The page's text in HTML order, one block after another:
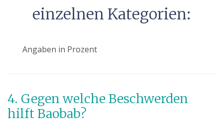
einzelnen Kategorien:
Angaben in Prozent
4. Gegen welche Beschwerden
hilft Baobab?